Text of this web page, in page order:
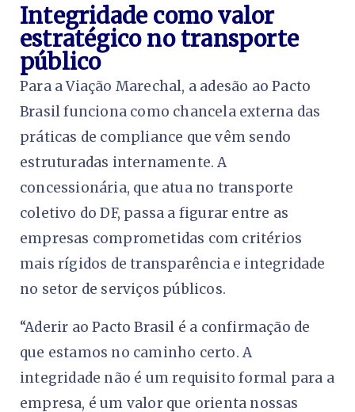
Integridade como valor
estratégico no transporte
público
Para a Viação Marechal, a adesão ao Pacto
Brasil funciona como chancela externa das
práticas de compliance que vêm sendo
estruturadas internamente. A
concessionária, que atua no transporte
coletivo do DF, passa a figurar entre as
empresas comprometidas com critérios
mais rígidos de transparência e integridade
no setor de serviços públicos.
“Aderir ao Pacto Brasil é a confirmação de
que estamos no caminho certo. A
integridade não é um requisito formal para a
empresa, é um valor que orienta nossas